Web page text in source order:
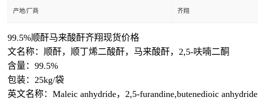
产地/厂商 齐翔
99.5%顺酐马来酸酐齐翔现货价格
文名称：顺酐，顺丁烯二酸酐，马来酸酐，2,5-呋喃二酮
含量：99.5%
包装：25kg/袋
英文名称：Maleic anhydride，2,5-furandine,butenedioic anhydride